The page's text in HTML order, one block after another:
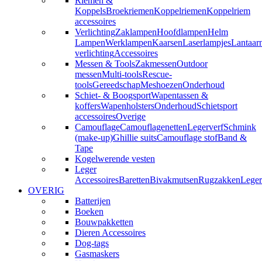
KoppelsBroekriemenKoppelriemenKoppelriem
accessoires
VerlichtingZaklampenHoofdlampenHelm
LampenWerklampenKaarsenLaserlampjes
verlichtingAccessoires
Messen & ToolsZakmessenOutdoor
messenMulti-toolsRescue-
toolsGereedschapMeshoezenOnderhoud
Schiet- & BoogsportWapentassen &
koffersWapenholstersOnderhoudSchietsport
accessoiresOverige
CamouflageCamouflagenettenLegerverfSchmink
(make-up)Ghillie suitsCamouflage stofBand &
Tape
Kogelwerende vesten
Leger
AccessoiresBarettenBivakmutsenRugzakken
OVERIG
Batterijen
Boeken
Bouwpakketten
Dieren Accessoires
Dog-tags
Gasmaskers